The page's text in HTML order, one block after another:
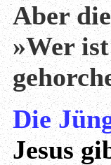
Aber
»Wer
Die
Jesus